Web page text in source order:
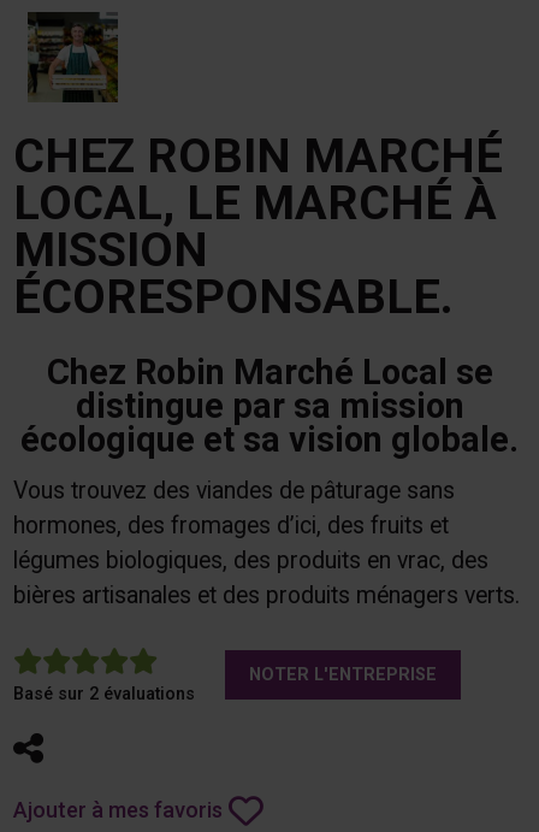
CHEZ ROBIN MARCHÉ
LOCAL, LE MARCHÉ À
MISSION
ÉCORESPONSABLE.
Chez Robin Marché Local se
distingue par sa mission
écologique et sa vision globale.
Vous trouvez des viandes de pâturage sans
hormones, des fromages d’ici, des fruits et
légumes biologiques, des produits en vrac, des
bières artisanales et des produits ménagers verts.
5
Basé sur 2 évaluations
NOTER L'ENTREPRISE
Partager
Ajouter à mes favoris